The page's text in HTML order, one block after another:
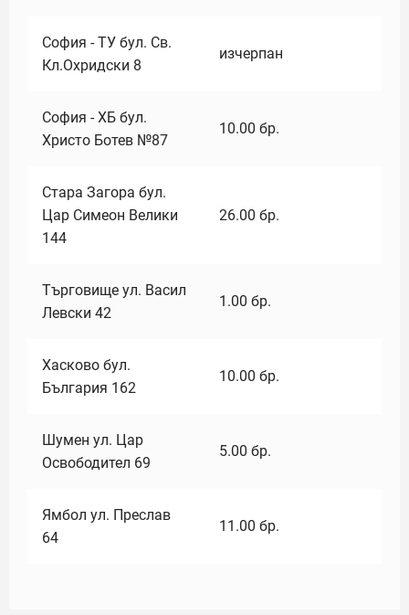
София - ТУ бул. Св.
Кл.Охридски 8
изчерпан
София - ХБ бул.
Христо Ботев №87
10.00 бр.
Стара Загора бул.
Цар Симеон Велики
144
26.00 бр.
Търговище ул. Васил
Левски 42
1.00 бр.
Хасково бул.
България 162
10.00 бр.
Шумен ул. Цар
Освободител 69
5.00 бр.
Ямбол ул. Преслав
64
11.00 бр.